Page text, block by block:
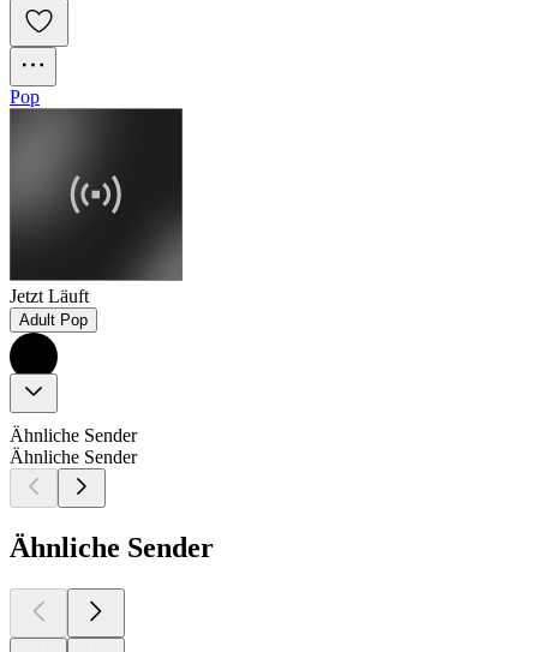
Pop
Jetzt Läuft
Adult Pop
Ähnliche Sender
Ähnliche Sender
Ähnliche Sender